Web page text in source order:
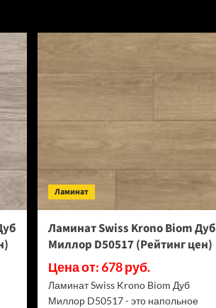
D50487
Ламинат
Ламинат Swiss Krono Biom Дуб
Миллор D50517 (Рейтинг цен)
Цена от: 678 руб.
Ламинат Swiss Krono Biom Дуб
Миллор D50517 - это напольное